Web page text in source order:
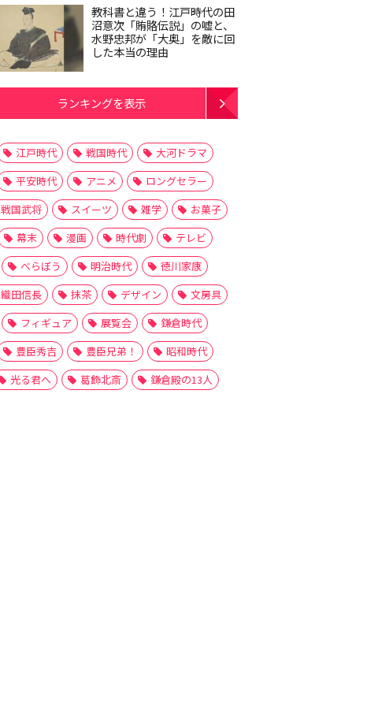
教科書と違う！江戸時代の田
沼意次「賄賂伝説」の嘘と、
水野忠邦が「大奥」を敵に回
した本当の理由
ランキングを表示
江戸時代 戦国時代
大河ドラマ
平安時代
アニメ
ロングセラー
戦国武将
スイーツ 雑学
お菓子
幕末
漫画 時代劇
テレビ
べらぼう
明治時代
徳川家康
織田信長
抹茶 デザイン
文房具
フィギュア
展覧会
鎌倉時代
豊臣秀吉
豊臣兄弟！
昭和時代
光る君へ
葛飾北斎 鎌倉殿の13人